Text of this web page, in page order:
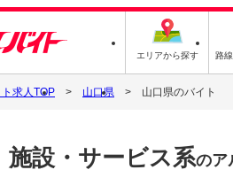
エリアから探す 路
求人TOP 山口県 山口県のバイト
施設・サービス系のア